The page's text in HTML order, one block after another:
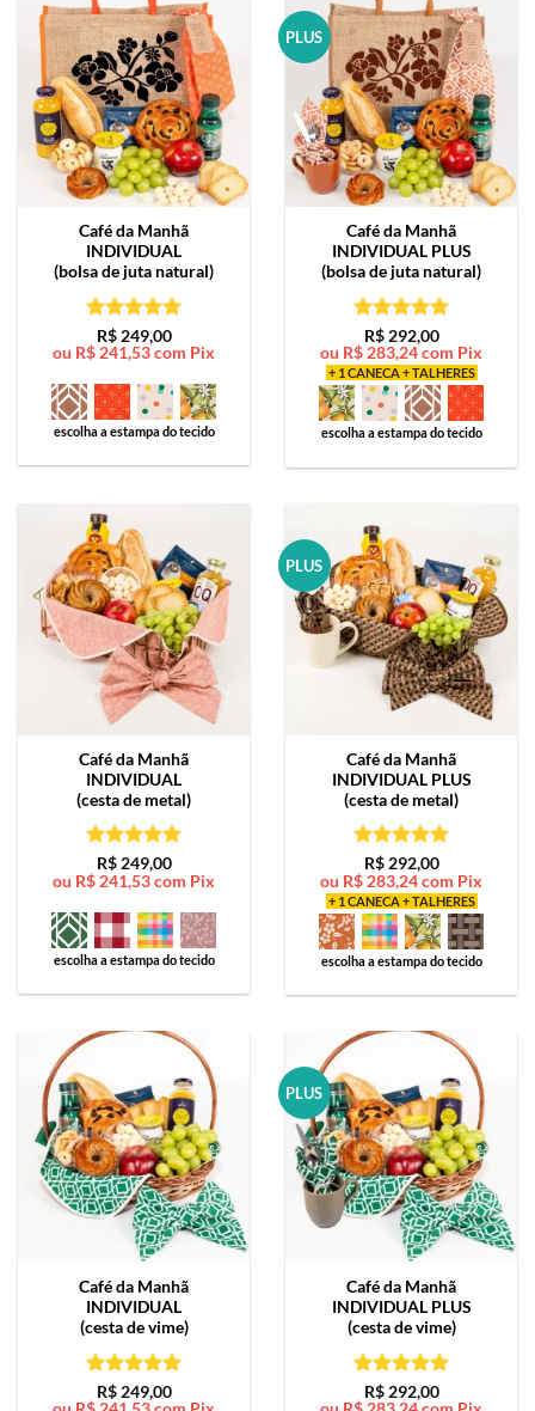
Café da Manhã
INDIVIDUAL
(bolsa de juta natural)
Avaliação5
de 5
R$249,00
ou R$ 241,53com Pix
escolha a estampa do tecido
PLUS
Café da Manhã
INDIVIDUAL PLUS
(bolsa de juta natural)
Avaliação5
de 5
R$292,00
ou R$ 283,24com Pix
+ 1 CANECA + TALHERES
escolha a estampa do tecido
Café da Manhã
INDIVIDUAL
(cesta de metal)
Avaliação5
de 5
R$249,00
ou R$ 241,53com Pix
escolha a estampa do tecido
PLUS
Café da Manhã
INDIVIDUAL PLUS
(cesta de metal)
Avaliação5
de 5
R$292,00
ou R$ 283,24com Pix
+ 1 CANECA + TALHERES
escolha a estampa do tecido
Café da Manhã
INDIVIDUAL
(cesta de vime)
Avaliação5
R$249,00
PLUS
Café da Manhã
INDIVIDUAL PLUS
(cesta de vime)
Avaliação5
R$292,00